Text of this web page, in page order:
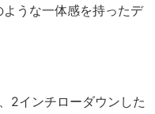
うな一体感を持ったデ
2インチローダウンした